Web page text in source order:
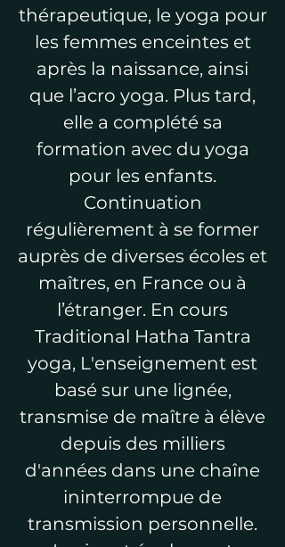
thérapeutique, le yoga pour
les femmes enceintes et
après la naissance, ainsi
que l’acro yoga. Plus tard,
elle a complété sa
formation avec du yoga
pour les enfants.
Continuation
régulièrement à se former
auprès de diverses écoles et
maîtres, en France ou à
l’étranger. En cours
Traditional Hatha Tantra
yoga, L'enseignement est
basé sur une lignée,
transmise de maître à élève
depuis des milliers
d'années dans une chaîne
ininterrompue de
transmission personnelle.